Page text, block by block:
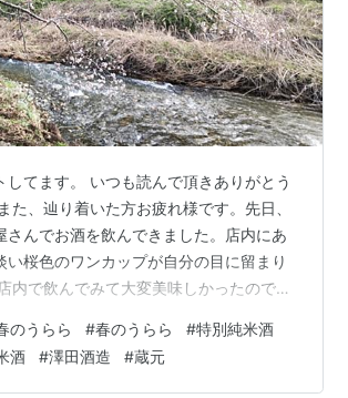
してます。 いつも読んで頂きありがとう
た、辿り着いた方お疲れ様です。先日、
さんでお酒を飲んできました。店内にあ
い桜色のワンカップが自分の目に留まり
内で飲んでみて大変美味しかったので、
らら”です。澤田酒造は嘉永元年（１８４
知県常滑市の酒蔵です。 老舗蔵元のお酒
のうらら #春のうらら #特別純米酒
酒 #澤田酒造 #蔵元